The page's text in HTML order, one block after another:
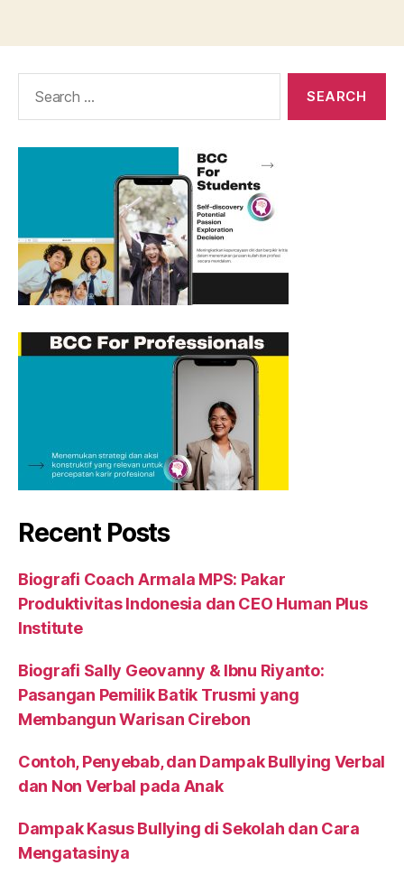
Recent Posts
Biografi Coach Armala MPS: Pakar
Produktivitas Indonesia dan CEO Human Plus
Institute
Biografi Sally Geovanny & Ibnu Riyanto:
Pasangan Pemilik Batik Trusmi yang
Membangun Warisan Cirebon
Contoh, Penyebab, dan Dampak Bullying Verbal
dan Non Verbal pada Anak
Dampak Kasus Bullying di Sekolah dan Cara
Mengatasinya